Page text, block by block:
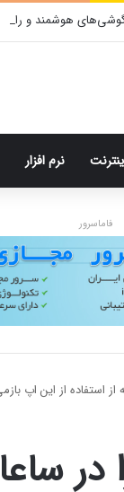
نرم افزار
فاماسرور
استفاده از این اپ
در